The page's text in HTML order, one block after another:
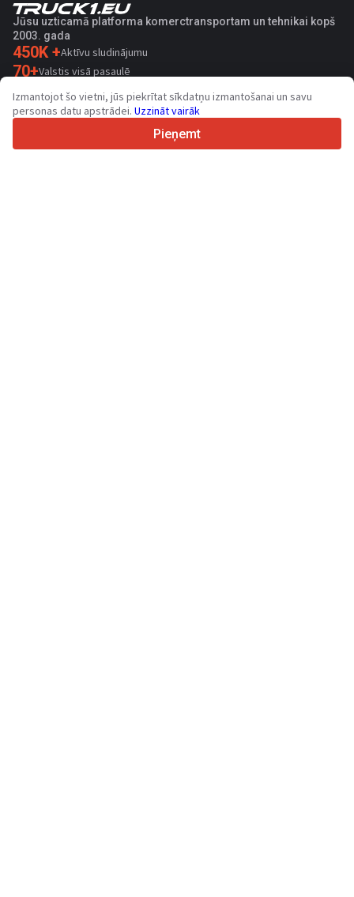
Jūsu uzticamā platforma komerctransportam un tehnikai kopš
2003. gada
450K +Aktīvu sludinājumu
70+Valstis visā pasaulē
36 Atbalstītas valodas
4.7/5
Izmantojot šo vietni, jūs piekrītat sīkdatņu izmantošanai un savu
personas datu apstrādei. Uzzināt vairāk
Pieņemt